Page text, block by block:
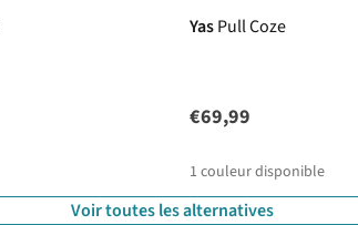
YasPull Coze
€69,99
1 couleur disponible
Voir toutes les alternatives